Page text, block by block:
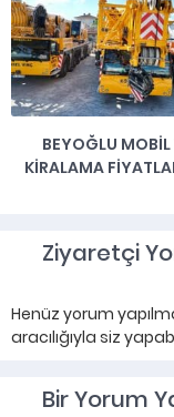
BEYOĞLU
KIRALAMA
Ziyaretçi
Henüz yorum
aracılığıyla siz
Bir Yorum